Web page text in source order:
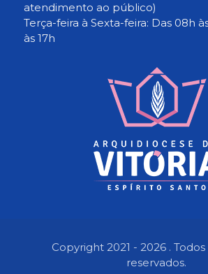
atendimento ao público)
Terça-feira à Sexta-feira: Das 08h
às 17h
Copyright 2021 - 2026 .
reservados.